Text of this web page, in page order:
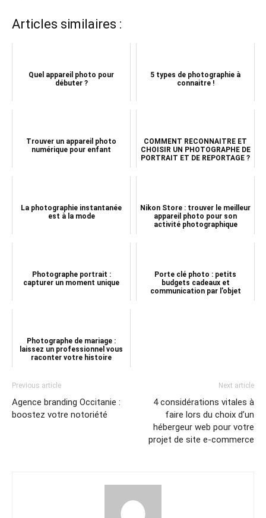
Articles similaires :
Quel appareil photo pour
débuter ?
5 types de photographie à
connaitre !
Trouver un appareil photo
numérique pour enfant
COMMENT RECONNAITRE ET
CHOISIR UN PHOTOGRAPHE DE
PORTRAIT ET DE REPORTAGE ?
La photographie instantanée
est à la mode
Nikon Store : trouver le meilleur
appareil photo pour son
activité photographique
Photographe portrait :
capturer un moment unique
Porte clé photo : petits
budgets cadeaux et
communication par l’objet
Photographe de mariage :
laissez un professionnel vous
raconter votre histoire
Previous article
Agence branding Occitanie :
boostez votre notoriété
Next article
4 considérations vitales à
faire lors du choix d’un
hébergeur web pour votre
projet de site e-commerce